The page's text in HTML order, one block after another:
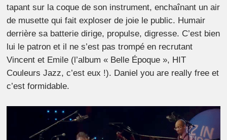
tapant sur la coque de son instrument, enchaînant un air
de musette qui fait exploser de joie le public. Humair
derrière sa batterie dirige, propulse, digresse. C’est bien
lui le patron et il ne s’est pas trompé en recrutant
Vincent et Emile (l’album « Belle Époque », HIT
Couleurs Jazz, c’est eux !). Daniel you are really free et
c’est formidable.